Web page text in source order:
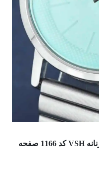
امکانات و ویژگی های ساعت مچی زنانه VSH کد 1166 صفحه